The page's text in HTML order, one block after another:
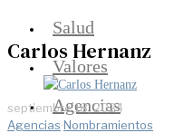
Salud
Valores
Agencias
Carlos Hernanz
septiembre 18, 2024
Agencias·Nombramientos